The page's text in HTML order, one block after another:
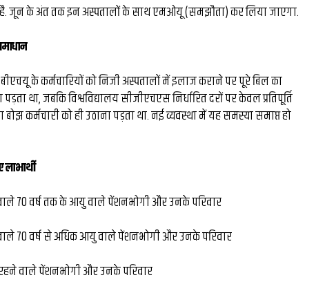
है. जून के अंत तक इन अस्पतालों के साथ एमओयू (समझौता) कर लिया जाएगा.
के कर्मचारियों को निजी अस्पतालों में इलाज कराने पर पूरे बिल का
था, जबकि विश्वविद्यालय सीजीएचएस निर्धारित दरों पर केवल प्रतिपूर्ति
बोझ कर्मचारी को ही उठाना पड़ता था. नई व्यवस्था में यह समस्या समाप्त हो
लाभार्थी
70 वर्ष तक के आयु वाले पेंशनभोगी और उनके परिवार
70 वर्ष से अधिक आयु वाले पेंशनभोगी और उनके परिवार
वाले पेंशनभोगी और उनके परिवार
की
लाख की
बने देश
कला कौशल, प्रकृति संरक्षण का
दिया संदेश...